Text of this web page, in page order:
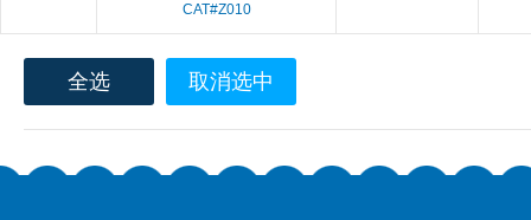
CAT#Z010
全选 取消选中